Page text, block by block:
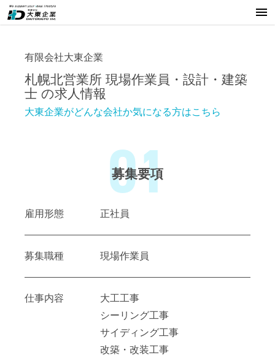
有限会社大東企業
札幌北営業所 現場作業員・設計・建築
士 の求人情報
大東企業がどんな会社か気になる方はこちら
01
募集要項
雇用形態 正社員
募集職種 現場作業員
仕事内容
大工工事
シーリング工事
サイディング工事
改築・改装工事